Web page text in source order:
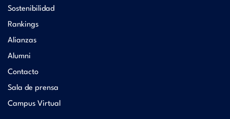
Sostenibilidad
Rankings
Alianzas
Alumni
Contacto
Sala de prensa
Campus Virtual